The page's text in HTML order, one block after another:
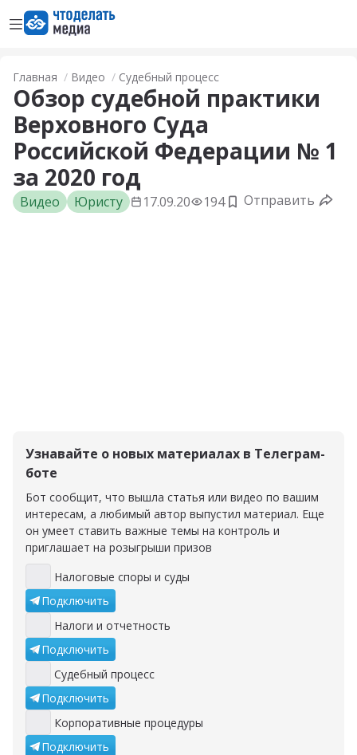
Открыть менюПерейти на главную страницу
Главная Видео Судебный процесс
Обзор судебной практики
Верховного Суда
Российской Федерации № 1
за 2020 год
Видео Юристу 17.09.20 194 Добавить в
Отправить
Узнавайте о новых материалах в Телеграм-
боте
Бот сообщит, что вышла статья или видео по вашим
интересам, а любимый автор выпустил материал. Еще
он умеет ставить важные темы на контроль и
приглашает на розыгрыши призов
Налоговые споры и суды
Налоговые споры и суды
Подключить
Налоги и отчетность
Налоги и отчетность
Подключить
Судебный процесс
Судебный процесс
Подключить
Корпоративные процедуры
Корпоративные процедуры
Подключить